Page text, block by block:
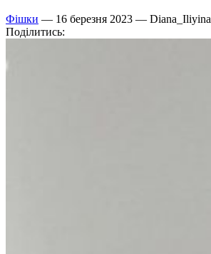
Фішки — 16 березня 2023 — Diana_Iliyina
Поділитись: